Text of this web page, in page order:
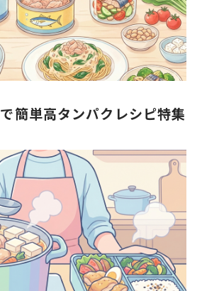
簡単高タンパクレシピ特集